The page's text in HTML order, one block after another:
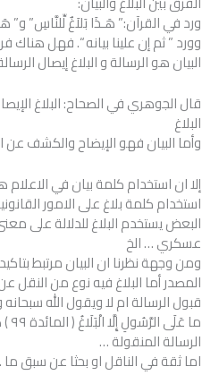
ورد في القرآن:” هَـذَا بَلاَغٌ لِّلنَّاسِ” و”
وورد ” ثم إن علينا بيانه “. فهل هناك
البيان هو الرسالة و البلاغ إيصال
قال الجوهري في الصحاح: البلاغ
البلاغ
وأما البيان فهو الإيضاح والكشف
إلا ان استخدام كلمة بيان في الاعلام
استخدام كلمة بلاغ على الامور
البعض يستخدم البلاغ للدلالة على
عسكري … الخ
ومن وجهة نظرنا ان البيان مرتبط
المصدر أما البلاغ فيه نوع من النقل
قبول الرسالة ام لا ويقول الله
الرسالة المنقولة …
اما ثقة في الناقل او بحثا عن سبق ما .